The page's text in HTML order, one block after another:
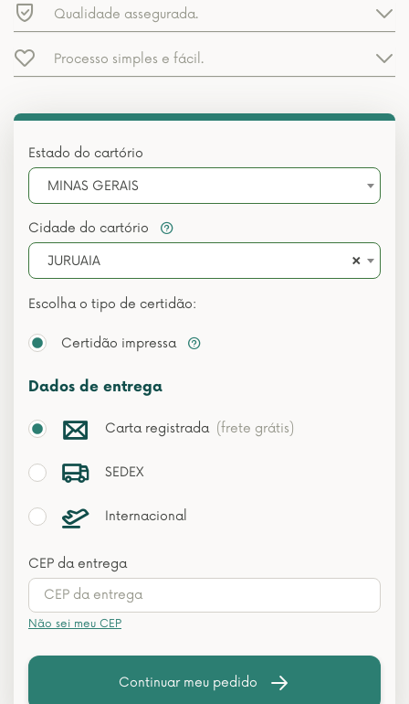
Qualidade assegurada.
Processo simples e fácil.
Estado do cartório
MINAS GERAIS
Cidade do cartório
×
JURUAIA
Escolha o tipo de certidão:
Certidão impressa
Dados de entrega
Carta registrada (frete grátis)
SEDEX
Internacional
CEP da entrega
Não sei meu CEP
Continuar meu pedido